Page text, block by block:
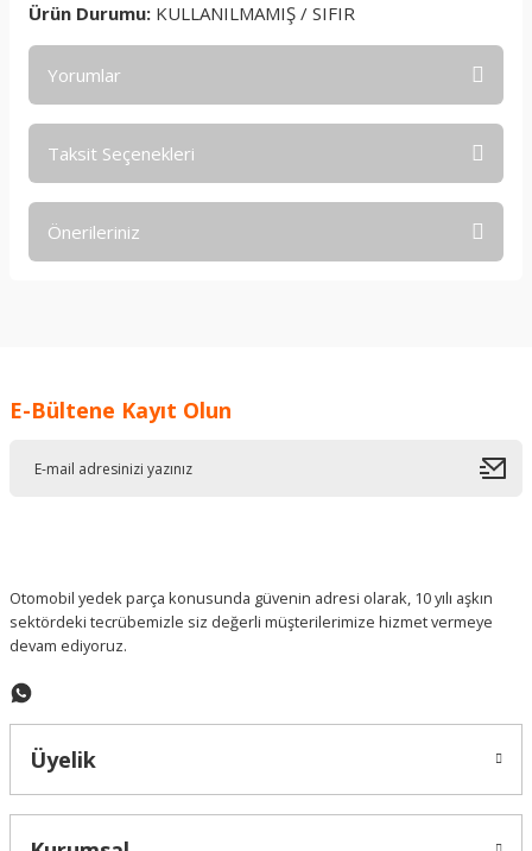
Ürün Durumu: KULLANILMAMIŞ / SIFIR
Yorumlar
Taksit Seçenekleri
Önerileriniz
Ürün resmi kalitesiz, bozuk veya görüntülenemiyor.
E-Bültene Kayıt Olun
Otomobil yedek parça konusunda güvenin adresi olarak, 10 yılı aşkın
sektördeki tecrübemizle siz değerli müşterilerimize hizmet vermeye
devam ediyoruz.
Üyelik